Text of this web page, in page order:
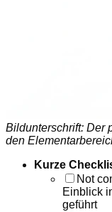
Bildunterschrift: Der
den
Kurze
Not
Einblick
geführt